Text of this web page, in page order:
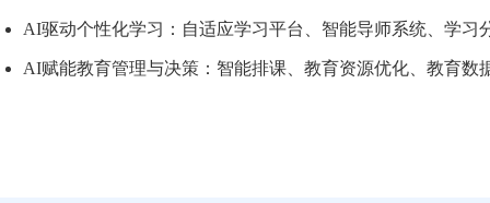
AI驱动个性化学习：自适应学习平台、智能导师系统、学习
AI赋能教育管理与决策：智能排课、教育资源优化、教育数